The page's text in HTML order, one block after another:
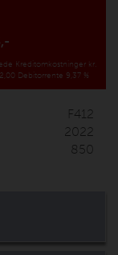
Kreditomkostninger kr.
Debitorrente 9,37 %
F412
2022
850